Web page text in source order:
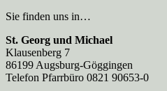
Sie finden uns in…
St. Georg und Michael
Klausenberg 7
86199 Augsburg-Göggingen
Telefon Pfarrbüro 0821 90653-0